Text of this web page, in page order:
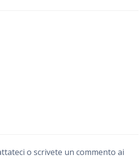
o scrivete un commento ai